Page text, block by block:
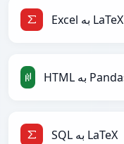
Excel به LaTeX
SQL به LaTeX